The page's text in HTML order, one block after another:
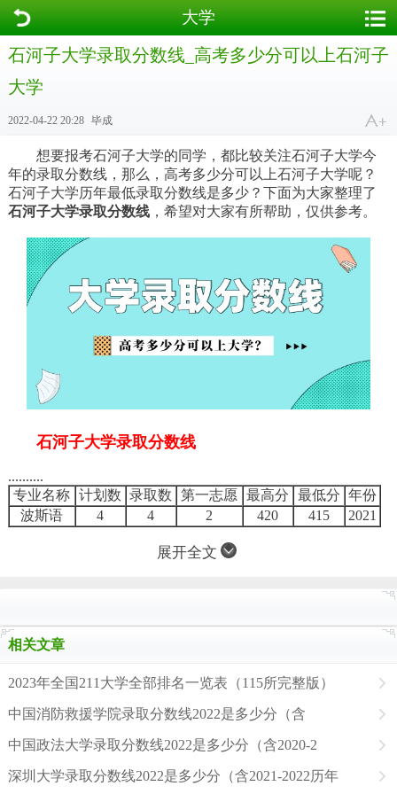
大学
石河子大学录取分数线_高考多少分可以上石河子
大学
2022-04-22 20:28 毕成
想要报考石河子大学的同学，都比较关注石河子大学今
年的录取分数线，那么，高考多少分可以上石河子大学呢？
石河子大学历年最低录取分数线是多少？下面为大家整理了
石河子大学录取分数线，希望对大家有所帮助，仅供参考。
石河子大学录取分数线
..........
专业名称
计划数 录取数 第一志愿 最高分 最低分 年份
波斯语
4 4 2 420 415 2021
展开全文
相关文章
2023年全国211大学全部排名一览表（115所完整版）
中国消防救援学院录取分数线2022是多少分（含
中国政法大学录取分数线2022是多少分（含2020-2
深圳大学录取分数线2022是多少分（含2021-2022历年